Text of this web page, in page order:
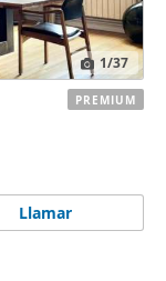
1/37
Llamar
PREMIUM